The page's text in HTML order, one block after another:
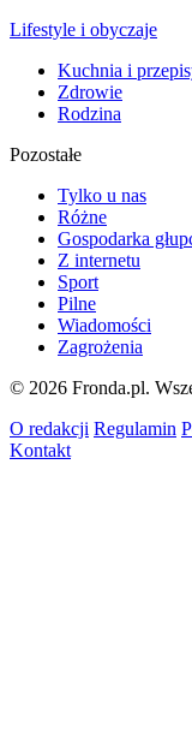
Lifestyle i obyczaje
Kuchnia i
Zdrowie
Rodzina
Pozostałe
Tylko u nas
Różne
Gospodarka
Z internetu
Sport
Pilne
Wiadomości
Zagrożenia
© 2026 Fronda.pl.
O redakcji Regulamin
Kontakt